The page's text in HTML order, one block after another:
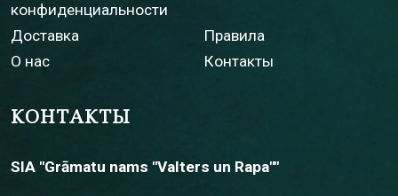
конфиденциальности
Доставка
Правила
О нас
Контакты
КОНТАКТЫ
SIA "Grāmatu nams "Valters un Rapa""